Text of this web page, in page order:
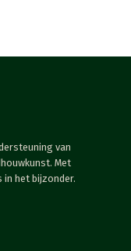
van
Met
in het bijzonder.